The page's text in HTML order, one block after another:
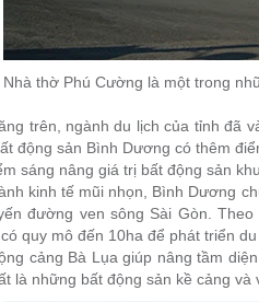
Nhà thờ Phú Cường là một trong
trên, ngành du lịch của tỉnh đã
động sản Bình Dương có thêm
sáng nâng giá trị bất động sản
kinh tế mũi nhọn, Bình Dương
đường ven sông Sài Gòn.
quy mô đến 10ha để phát triển
cảng Bà Lụa giúp nâng tầm
là những bất động sản kề cảng và